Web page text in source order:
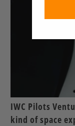
IWC Pilots
kind of space